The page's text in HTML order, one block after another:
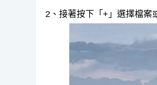
2、接著按下「+」選擇檔案